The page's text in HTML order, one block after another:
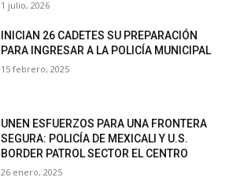
1 julio, 2026
INICIAN 26 CADETES SU PREPARACIÓN
PARA INGRESAR A LA POLICÍA MUNICIPAL
15 febrero, 2025
UNEN ESFUERZOS PARA UNA FRONTERA
SEGURA: POLICÍA DE MEXICALI Y U.S.
BORDER PATROL SECTOR EL CENTRO
26 enero, 2025